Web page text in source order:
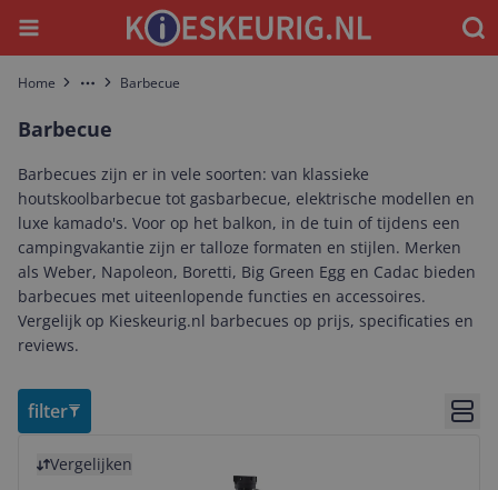
Menu
Home More Barbecue
Barbecue
Barbecues zijn er in vele soorten: van klassieke
houtskoolbarbecue tot gasbarbecue, elektrische modellen en
luxe kamado's. Voor op het balkon, in de tuin of tijdens een
campingvakantie zijn er talloze formaten en stijlen. Merken
als Weber, Napoleon, Boretti, Big Green Egg en Cadac bieden
barbecues met uiteenlopende functies en accessoires.
Vergelijk op Kieskeurig.nl barbecues op prijs, specificaties en
reviews.
filter
Vergelijken